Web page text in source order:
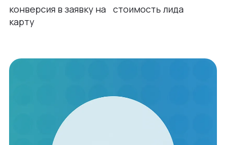
конверсия в заявку на
карту
стоимость лида